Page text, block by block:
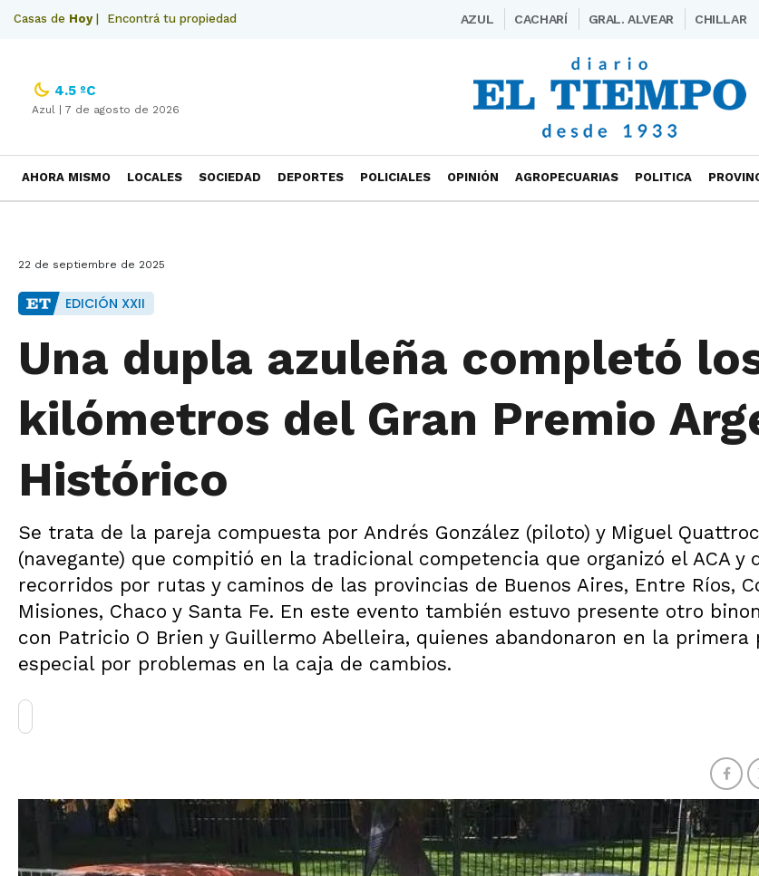
Casas de Hoy| Encontrá tu propiedad AZUL CACHARÍ GRAL. ALVEAR CHILLAR
4.5 ºC
Azul | 7 de agosto de 2026
AHORA MISMO LOCALES SOCIEDAD DEPORTES POLICIALES OPINIÓN AGROPECUARIAS POLITICA
22 de septiembre de 2025
EDICIÓN XXII
Una dupla azuleña completó
kilómetros del Gran Premio
Histórico
Se trata de la pareja compuesta por Andrés González (piloto) y Miguel
(navegante) que compitió en la tradicional competencia que organizó el ACA y
recorridos por rutas y caminos de las provincias de Buenos Aires, Entre Ríos,
Misiones, Chaco y Santa Fe. En este evento también estuvo presente otro
con Patricio O Brien y Guillermo Abelleira, quienes abandonaron en la primera
especial por problemas en la caja de cambios.